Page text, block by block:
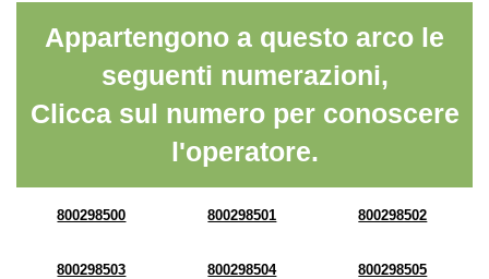
Appartengono a questo arco le
seguenti numerazioni,
Clicca sul numero per conoscere
l'operatore.
800298500 800298501 800298502
800298503 800298504 800298505